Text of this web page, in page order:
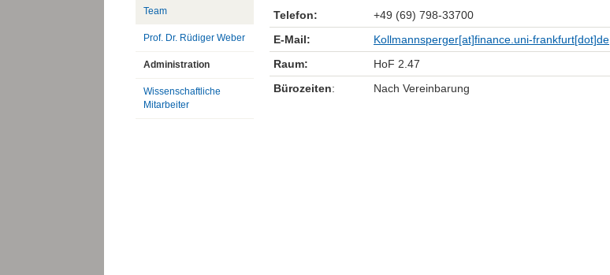
Telefon:
+49 (69) 798-33700
E-Mail:
Kollmannsperger[at]finance.uni-frankfurt[dot]de
Raum:
HoF 2.47
Bürozeiten: Nach Vereinbarung
Team
Prof. Dr. Rüdiger Weber
Administration
Wissenschaftliche
Mitarbeiter